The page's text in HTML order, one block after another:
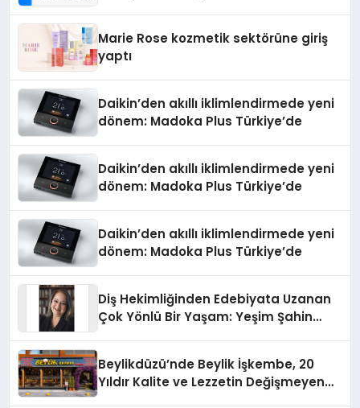
Marie Rose kozmetik sektörüne giriş
yaptı
Daikin’den akıllı iklimlendirmede yeni
dönem: Madoka Plus Türkiye’de
Daikin’den akıllı iklimlendirmede yeni
dönem: Madoka Plus Türkiye’de
Daikin’den akıllı iklimlendirmede yeni
dönem: Madoka Plus Türkiye’de
Diş Hekimliğinden Edebiyata Uzanan
Çok Yönlü Bir Yaşam: Yeşim Şahin
Beylikdüzü’nde Beylik İşkembe, 20
Yıldır Kalite ve Lezzetin Değişmeyen